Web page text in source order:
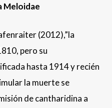
Meloidae
(2012),”la
pero su
hasta 1914 y recién
la muerte se
de cantharidina a